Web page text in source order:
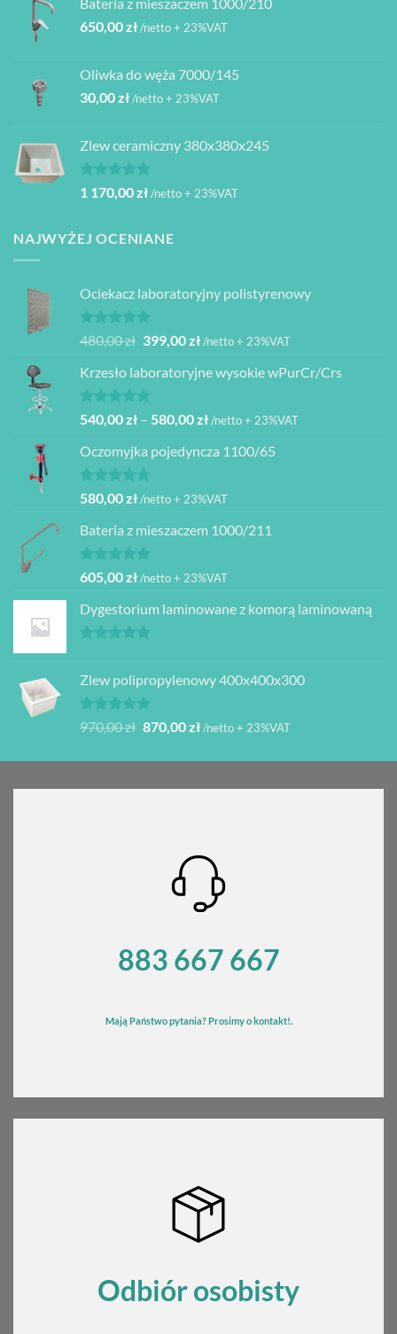
650,00zł/netto + 23%VAT
Oliwka do węża 7000/145
30,00zł/netto + 23%VAT
Zlew ceramiczny 380x380x245
Oceniono
na 5
1 170,00zł/netto + 23%VAT
NAJWYŻEJ OCENIANE
Ociekacz laboratoryjny polistyrenowy
Oceniono
na 5
480,00zł Pierwotna
wynosiła:
480,00 zł.
399,00złAktualna
wynosi:
/netto + 23%VAT
Krzesło laboratoryjne wysokie wPurCr/Crs
Oceniono
na 5
540,00zł – 580,00złZakres
od
do
/netto + 23%VAT
Oczomyjka pojedyncza 1100/65
Oceniono
na 5
580,00zł/netto + 23%VAT
Bateria z mieszaczem 1000/211
Oceniono
na 5
605,00zł/netto + 23%VAT
Dygestorium laminowane z komorą laminowaną
Zlew polipropylenowy 400x400x300
Oceniono
na 5
970,00zł Pierwotna
wynosiła:
870,00złAktualna
wynosi:
/netto + 23%VAT
883 667 667
Mają Państwo pytania? Prosimy o kontakt!.
Odbiór osobisty